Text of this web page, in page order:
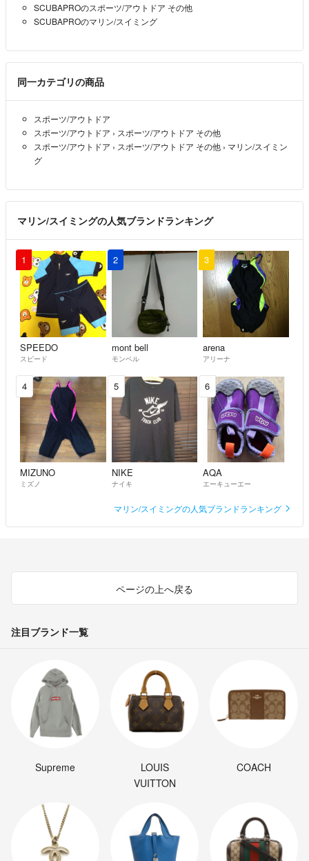
出品者 takuya7110- 6年以上前
・保証書はありますか？国内のアフターサービスを受けるために必要
なようなので確認させていただきました。
・購入年、使用本数はどれくらいでしょうか？
momosukonihiki- 6年以上前
SCUBAPROのスポーツ/アウトドア その他
SCUBAPROのマリン/スイミング
同一カテゴリの商品
スポーツ/アウトドア
スポーツ/アウトドア › スポーツ/アウトドア その他
スポーツ/アウトドア › スポーツ/アウトドア その他 › マリン/スイミン
グ
マリン/スイミングの人気ブランドランキング
1
SPEEDO
スピード
2
mont bell
モンベル
3
arena
アリーナ
4
MIZUNO
ミズノ
5
NIKE
ナイキ
6
AQA
エーキューエー
マリン/スイミングの人気ブランドランキング
ページの上へ戻る
注目ブランド一覧
Supreme
LOUIS
VUITTON
COACH